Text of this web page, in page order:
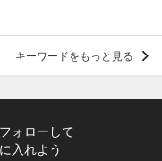
キーワードをもっと見る
ォローして
入れよう